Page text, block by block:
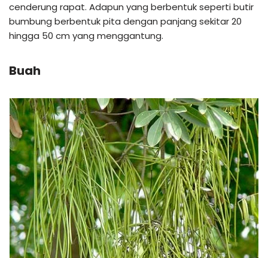
cenderung rapat. Adapun yang berbentuk seperti butir
bumbung berbentuk pita dengan panjang sekitar 20
hingga 50 cm yang menggantung.
Buah